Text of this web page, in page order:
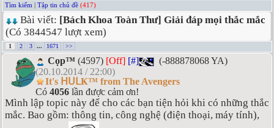
Tìm kiếm Tập tin chủ đề (417)
Bài viết: [Bách Khoa Toàn Thư] Giải đáp mọi thắc mắc
(Có 3844547 lượt xem)
1 2 3 ... 1671 >>
Cọp™ (4597) [Off] [#]
(-888878068 YA)
(20.10.2014 / 22:00)
It's ᕼᑌᒪҜ™ from The Avengers
Có 4056 lần được cảm ơn!
Mình lập topic này để cho các bạn tiện hỏi khi có những thắc
mắc. Bao gồm: thông tin, công nghệ (điện thoại, máy tính),